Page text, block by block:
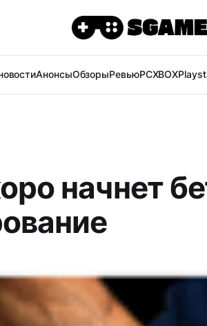
АнонсыОбзорыРевьюPCXBOX
начнет